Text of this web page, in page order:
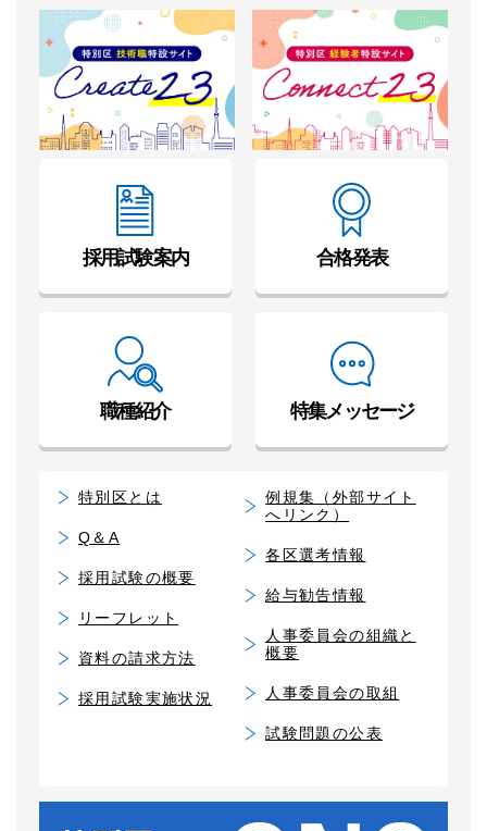
採用試験案内 合格発表
職種紹介 特集メッセージ
特別区とは
Q＆A
採用試験の概要
リーフレット
資料の請求方法
採用試験実施状況
例規集（外部サイト
へリンク）
各区選考情報
給与勧告情報
人事委員会の組織と
概要
人事委員会の取組
試験問題の公表